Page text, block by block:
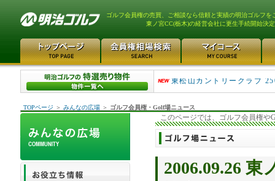
ゴルフ会員権の売買、ご相談なら信頼と実績の明治ゴルフを
東ノ宮CC(栃木)の経営会社に更生手続開始決定
平塚富士見カントリーク
東松山カントリークラブ
TOPページ ＞ みんなの広場 ＞ ゴルフ会員権・Golf場ニュース
このページでは、ゴルフ会員権や
2006.09.26